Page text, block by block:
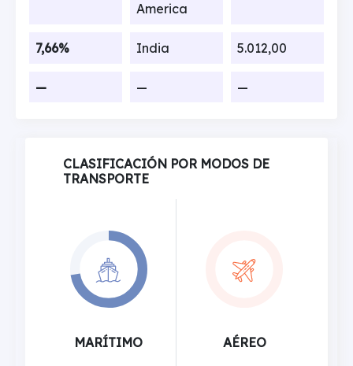
America
7,66% India 5.012,00
— — —
CLASIFICACIÓN POR MODOS DE
TRANSPORTE
MARÍTIMO AÉREO